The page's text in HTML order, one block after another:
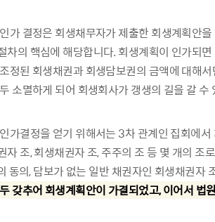
가 결정은 회생채무자가 제출한 회생계획안
차의 핵심에 해당합니다. 회생계획이 인가되
정된 회생채권과 회생담보권의 금액에 대해
소멸하게 되어 회생회사가 갱생의 길을 갈
가결정을 얻기 위해서는 3차 관계인 집회에
자 조, 회생채권자 조, 주주의 조 등 몇 개의
동의, 담보가 없는 일반 채권자인 회생채권자
갖추어 회생계획안이 가결되었고, 이어서 법